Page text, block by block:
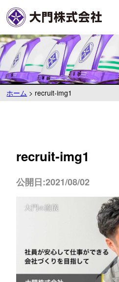
ホーム > recruit-img1
recruit-img1
公開日:2021/08/02